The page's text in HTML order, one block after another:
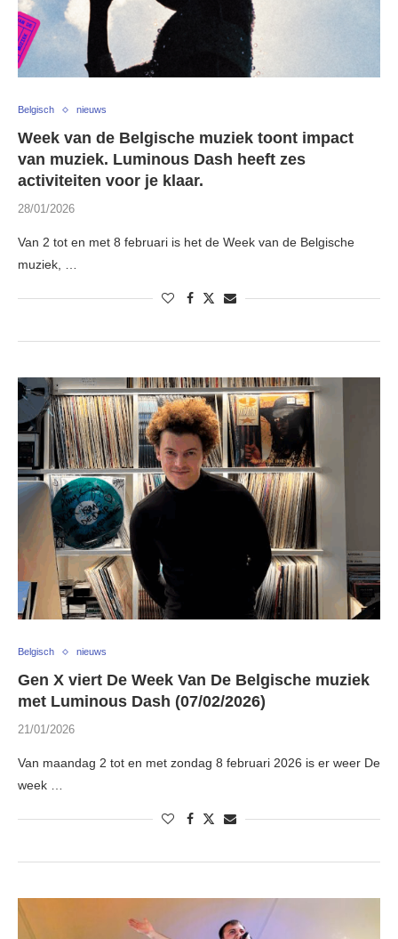
Belgisch nieuws
Week van de Belgische muziek toont impact
van muziek. Luminous Dash heeft zes
activiteiten voor je klaar.
28/01/2026
Van 2 tot en met 8 februari is het de Week van de Belgische
muziek, …
Belgisch nieuws
Gen X viert De Week Van De Belgische muziek
met Luminous Dash (07/02/2026)
21/01/2026
Van maandag 2 tot en met zondag 8 februari 2026 is er weer De
week …